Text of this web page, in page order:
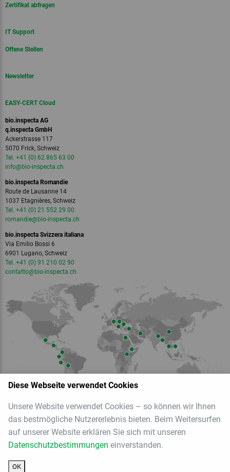
Diese Webseite verwendet Cookies
Unsere Website verwendet Cookies – so können wir Ihnen
das bestmögliche Nutzererlebnis bieten. Beim Weitersurfen
auf unserer Website erklären Sie sich mit unseren
Datenschutzbestimmungen einverstanden.
OK
Zertifikat abfragen
IT Support
Offene Stellen
Newsletter
EASY-CERT Cloud
bio.inspecta AG
q.inspecta GmbH
Ackerstrasse 117
5070 Frick, Schweiz
Tel. +41 (0) 62 865 63 00
info@bio-inspecta.ch
bio.inspecta Romandie
Route de Lausanne 14
1037 Etagnières, Schweiz
Tel. +41 (0) 21 552 29 00
romandie@bio-inspecta.ch
bio.inspecta Svizzera italiana
Via Emilio Bossi 6
6901 Lugano, Schweiz
Tel. +41 (0) 91 210 02 90
contatto@bio-inspecta.ch
Mitglied der